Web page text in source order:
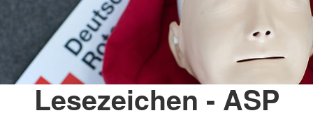
Lesezeichen - ASP